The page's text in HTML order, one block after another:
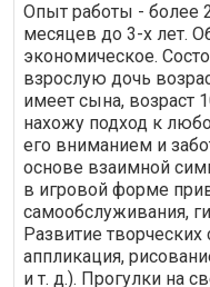
Опыт работы - более
месяцев до 3-х лет.
экономическое.
взрослую дочь
имеет сына, возраст
нахожу подход к
его вниманием и
основе взаимной
в игровой форме
самообслуживания,
Развитие творческих
аппликация,
и т. д.). Прогулки на